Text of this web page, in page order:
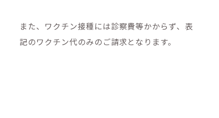
また、ワクチン接種には診察費等かからず、表
記のワクチン代のみのご請求となります。